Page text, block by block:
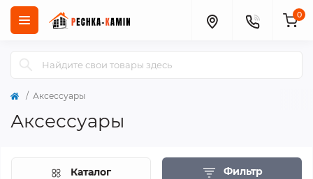
0
Аксессуары
Аксессуары
Фильтр
Каталог